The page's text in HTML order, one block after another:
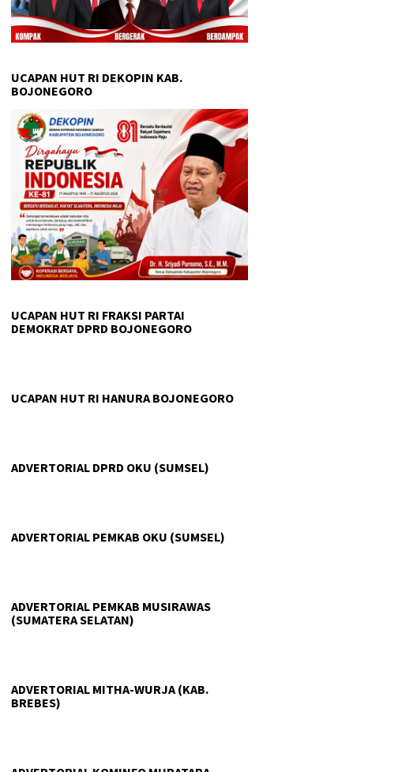
UCAPAN HUT RI DEKOPIN KAB.
BOJONEGORO
UCAPAN HUT RI FRAKSI PARTAI
DEMOKRAT DPRD BOJONEGORO
UCAPAN HUT RI HANURA BOJONEGORO
ADVERTORIAL DPRD OKU (SUMSEL)
ADVERTORIAL PEMKAB OKU (SUMSEL)
ADVERTORIAL PEMKAB MUSIRAWAS
(SUMATERA SELATAN)
ADVERTORIAL MITHA-WURJA (KAB.
BREBES)